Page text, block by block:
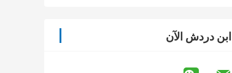
ابن دردش الآن